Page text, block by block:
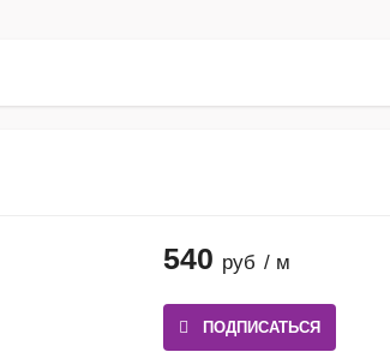
540 руб / м
ПОДПИСАТЬСЯ